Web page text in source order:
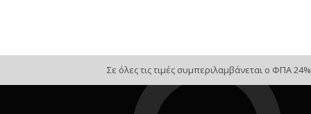
Σε όλες τις τιμές συμπεριλαμβάνεται ο ΦΠΑ 24%